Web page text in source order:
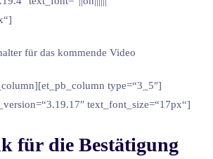
für das kommende Video
type=“3_5″]
text_font_size=“17px“]
für die Bestätigung